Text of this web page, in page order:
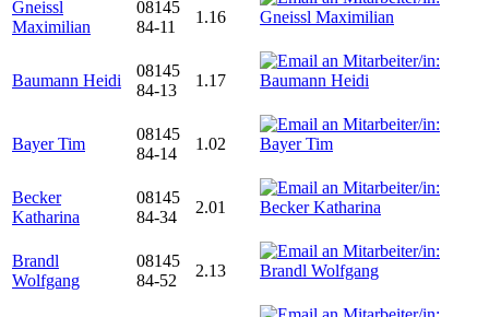
Gneissl
Maximilian
08145
84-11
1.16
Baumann Heidi
08145
84-13
1.17
Bayer Tim
08145
84-14
1.02
Becker
Katharina
08145
84-34
2.01
Brandl
Wolfgang
08145
84-52
2.13